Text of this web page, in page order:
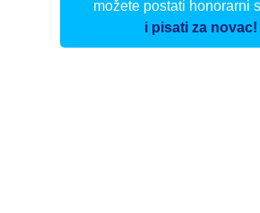
možete postati honorarni
i pisati za novac!